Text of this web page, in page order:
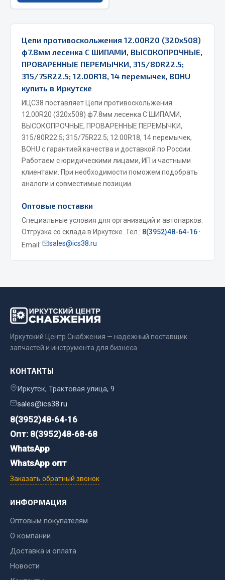
Весь раздел
Тормозная система
Двигатель
Подвеска
Система питания
Система выпуска газа
Система охлаждения
Сцепление
Показать ещё
Весь раздел
Система питания
Оперение кабины
Показать ещё
Запчасти FAW
Подвеска
Система охлаждения
Сцепление
Ось передняя
Тормозная система
Весь раздел
Фильтры
Цепи противоскольжения 12.00R20 (320х508)
ф7.8мм лесенка С ШИПАМИ, ВЫСОКОПРОЧНЫЕ,
ПРОВАРЕННЫЕ ПЕРЕМЫЧКИ, 315/80R22.5;
315/75R22.5; 12.00R18, 14 перемычек, BOHU
купить в Иркутске
ИЦС38 поставляет Цепи противоскольжения
12.00R20 (320х508) ф7.8мм лесенка С ШИПАМИ,
ВЫСОКОПРОЧНЫЕ, ПРОВАРЕННЫЕ ПЕРЕМЫЧКИ,
315/80R22.5; 315/75R22.5; 12.00R18, 14 перемычек,
BOHU с гарантией качества и доставкой по России.
Работаем с юридическими лицами, ИП и частными
клиентами. При необходимости поможем подобрать
аналоги и совместимые позиции.
Оптовые поставки
Специальные условия для организаций и автопарков.
Отгрузка со склада в Иркутске. Тел.: 8(3952)48-64-16 ·
Email:
sales@ics38.ru
Иркутский Центр Снабжения — надёжный поставщик
запчастей и инструмента для бизнеса
КОНТАКТЫ
Иркутск, Трактовая улица, 9
sales@ics38.ru
8(3952)48-64-16
Опт: 8(3952)48-68-68
WhatsApp
WhatsApp опт
Заказать обратный звонок
ИНФОРМАЦИЯ
Оптовым покупателям
О компании
Доставка и оплата
Новости